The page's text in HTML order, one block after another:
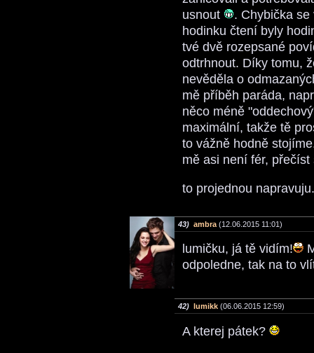
usnout
. Chybička
hodinku čtení byly
tvé dvě rozepsané
odtrhnout. Díky tomu,
nevěděla o
mě příběh paráda,
něco méně
maximální, takže tě
to vážně hodně
mě asi není fér,
to projednou
43) ambra (12.06.2015 11:01)
lumičku, já tě vidím!
odpoledne, tak na to
42) lumikk (06.06.2015 12:59)
A kterej pátek?